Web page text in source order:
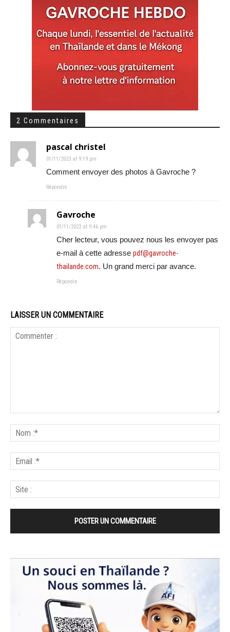
2 Commentaires
pascal christel
01/11/2023 at 9:19 pm
Comment envoyer des photos à Gavroche ?
Répondre
Gavroche
01/11/2023 at 9:46 pm
Cher lecteur, vous pouvez nous les envoyer pas
e-mail à cette adresse pdf@gavroche-
thailande.com. Un grand merci par avance.
Répondre
LAISSER UN COMMENTAIRE